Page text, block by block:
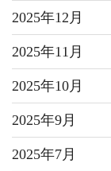
2025年12月
2025年11月
2025年10月
2025年9月
2025年7月